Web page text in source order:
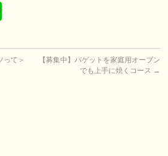
って＞
【募集中】バゲットを家庭用オーブン
でも上手に焼くコース →